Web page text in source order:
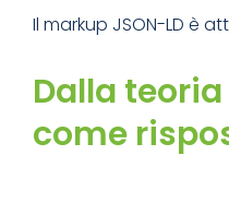
Il markup JSON-LD è
Dalla
come